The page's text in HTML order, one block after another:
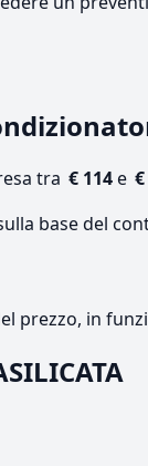
tra € 114e
base del
prezzo, in